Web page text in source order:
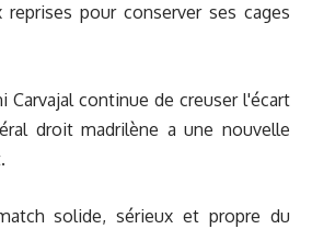
pour conserver ses cages
continue de creuser l'écart
droit madrilène a une nouvelle
solide, sérieux et propre du